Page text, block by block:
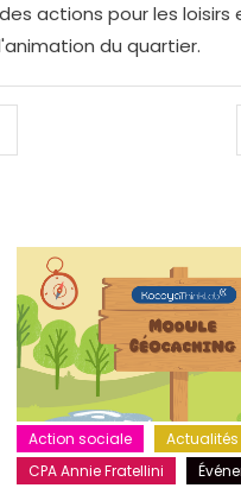
actions pour les loisirs
du quartier.
Action sociale
Actualités
CPA Annie Fratellini